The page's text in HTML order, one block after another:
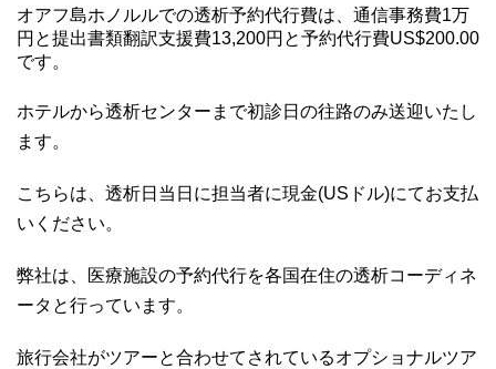
オアフ島ホノルルでの透析予約代行費は、通信事務費1万
円と提出書類翻訳支援費13,200円と予約代行費US$200.00
です。
ホテルから透析センターまで初診日の往路のみ送迎いたし
ます。
こちらは、透析日当日に担当者に現金(USドル)にてお支払
いください。
弊社は、医療施設の予約代行を各国在住の透析コーディネ
ータと行っています。
旅行会社がツアーと合わせてされているオプショナルツア